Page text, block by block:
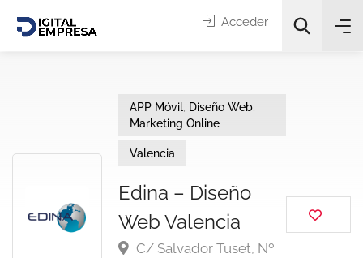
Buscar
Acceder
APP Móvil, Diseño Web,
Marketing Online
Valencia
Edina – Diseño
Web Valencia
C/ Salvador Tuset, Nº